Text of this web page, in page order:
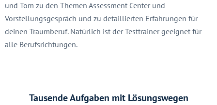
und Tom zu den Themen Assessment Center und
Vorstellungsgespräch und zu detaillierten Erfahrungen für
deinen Traumberuf. Natürlich ist der Testtrainer geeignet für
alle Berufsrichtungen.
Tausende Aufgaben mit Lösungswegen